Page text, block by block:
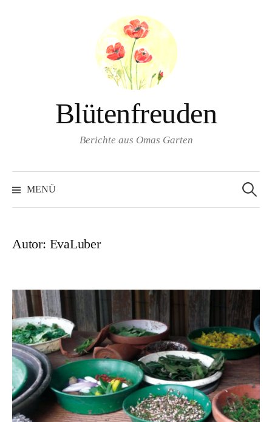
Blütenfreuden
Berichte aus Omas Garten
MENÜ
nach:
Autor: EvaLuber